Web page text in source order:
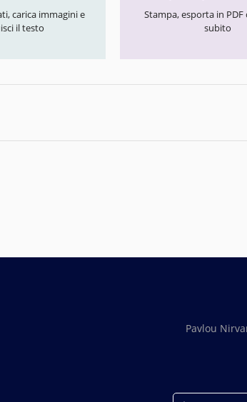
carica immagini e
il testo
Stampa, esporta in
subito
Pavlou